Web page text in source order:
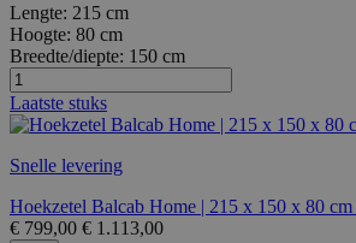
Lengte: 215 cm
Hoogte: 80 cm
Breedte/diepte: 150 cm
Laatste stuks
Snelle levering
Hoekzetel Balcab Home | 215 x 150 x 80
€ 799,00 € 1.113,00